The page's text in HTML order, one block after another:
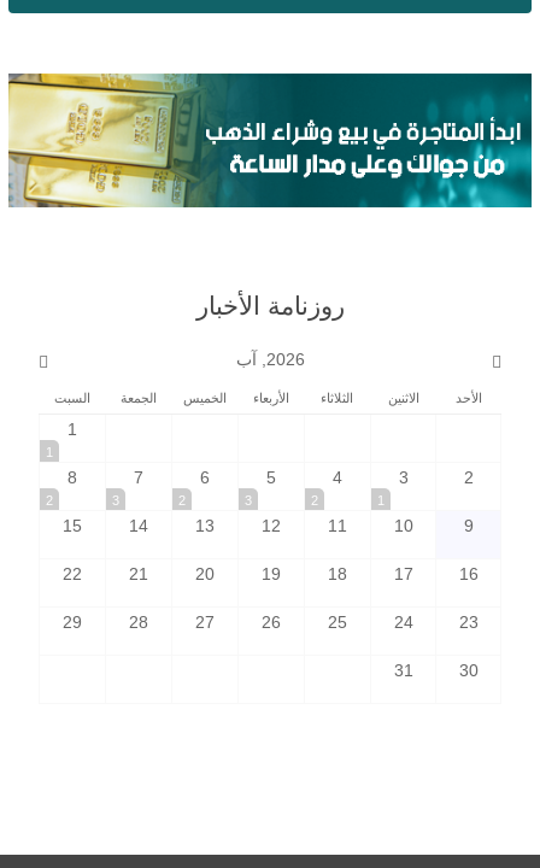
روزنامة الأخبار
2026, آب
الأحد الاثنين الثلاثاء الأربعاء الخميس الجمعة السبت
1
1
2
3
1
4
2
5
3
6
2
7
3
8
2
9
10
11
12
13
14
15
16
17
18
19
20
21
22
23
24
25
26
27
28
29
30
31